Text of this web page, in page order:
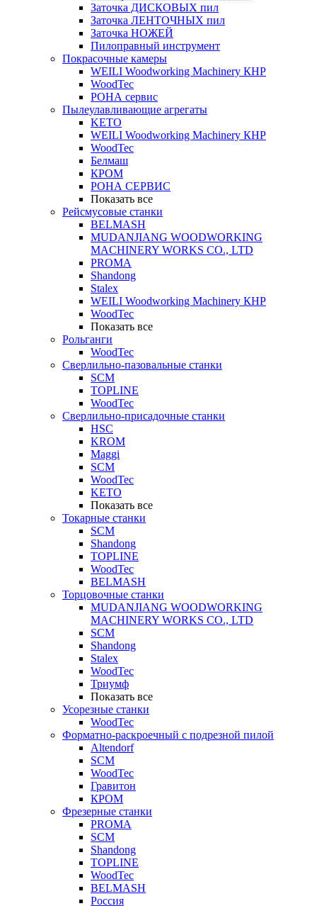
Заточка ДИСКОВЫХ пил
Заточка ЛЕНТОЧНЫХ пил
Заточка НОЖЕЙ
Пилоправный инструмент
Покрасочные камеры
WEILI Woodworking Machinery КНР
WoodTec
РОНА сервис
Пылеулавливающие агрегаты
KETO
WEILI Woodworking Machinery КНР
WoodTec
Белмаш
КРОМ
РОНА СЕРВИС
Показать все
Рейсмусовые станки
BELMASH
MUDANJIANG WOODWORKING
MACHINERY WORKS CO., LTD
PROMA
Shandong
Stalex
WEILI Woodworking Machinery КНР
WoodTec
Показать все
Рольганги
WoodTec
Сверлильно-пазовальные станки
SCM
TOPLINE
WoodTec
Сверлильно-присадочные станки
HSC
KROM
Maggi
SCM
WoodTec
KETO
Показать все
Токарные станки
SCM
Shandong
TOPLINE
WoodTec
BELMASH
Торцовочные станки
MUDANJIANG WOODWORKING
MACHINERY WORKS CO., LTD
SCM
Shandong
Stalex
WoodTec
Триумф
Показать все
Усорезные станки
WoodTec
Форматно-раскроечный с подрезной пилой
Altendorf
SCM
WoodTec
Гравитон
КРОМ
Фрезерные станки
PROMA
SCM
Shandong
TOPLINE
WoodTec
BELMASH
Россия